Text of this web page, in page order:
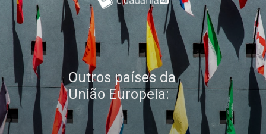
Outros países da
União Europeia: